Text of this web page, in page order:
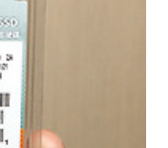
량 SSD의 대중화 플렉
다양한 제품군을 확보